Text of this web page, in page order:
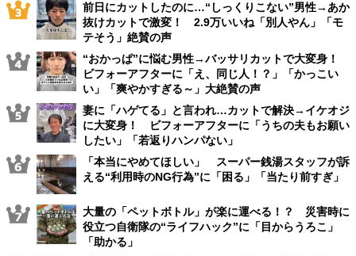
前日にカットしたのに…“しっくりこない”男性→あか
抜けカットで激変！ 2.9万いいね「別人やん」「モ
テそう」絶賛の声
“おかっぱ”に悩む男性→バッサリカットで大変身！
ビフォーアフターに「え、同じ人！？」「かっこい
い」「爽やかすぎる～」大絶賛の声
妻に「ハゲてる」と言われ…カットで解決→イケオジ
に大変身！ ビフォーアフターに「うちの夫もお願い
したい」「若返りハンパない」
「本当にやめてほしい」 スーパー銭湯スタッフが訴
える“利用時のNG行為”に「困る」「当たり前すぎ」
大量の「ペットボトル」が楽に運べる！？ 災害時に
役立つ自衛隊の“ライフハック”に「目からうろこ」
「助かる」